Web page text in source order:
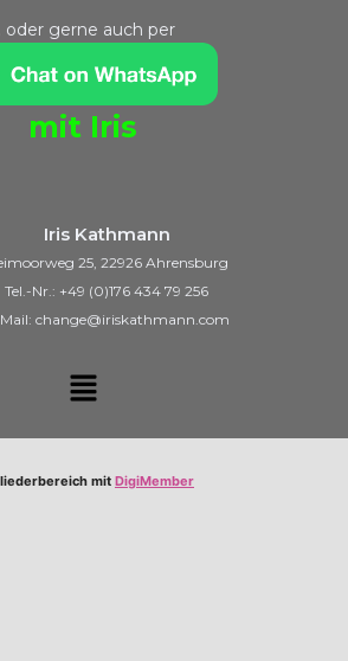
oder gerne auch per
mit Iris
Iris Kathmann
25, 22926 Ahrensburg
Tel.-Nr.: +49 (0)176 434 79 256
change@iriskathmann.com
mit DigiMember